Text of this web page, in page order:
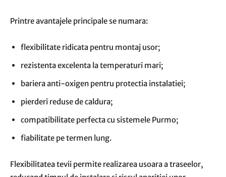
Printre avantajele principale se numara:
flexibilitate ridicata pentru montaj usor;
rezistenta excelenta la temperaturi mari;
bariera anti-oxigen pentru protectia instalatiei;
pierderi reduse de caldura;
compatibilitate perfecta cu sistemele Purmo;
fiabilitate pe termen lung.
Flexibilitatea tevii permite realizarea usoara a traseelor,